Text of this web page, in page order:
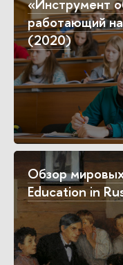
работающий
(2020)
Обзор
Education in